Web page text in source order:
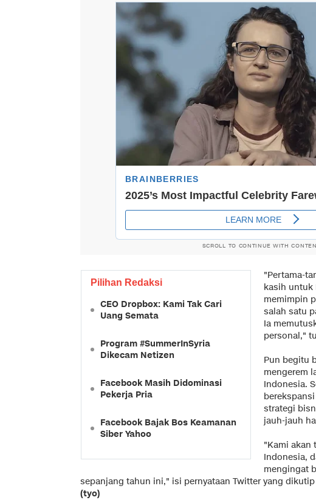
SCROLL TO CONTINUE WITH
Pilihan Redaksi
CEO Dropbox: Kami Tak Cari
Uang Semata
Program #SummerInSyria
Dikecam Netizen
Facebook Masih Didominasi
Pekerja Pria
Facebook Bajak Bos Keamanan
Siber Yahoo
"Pertama-
kasih untuk
memimpin
salah satu
Ia
personal,"
Pun begitu
mengerem
Indonesia.
strategi
jauh-jauh
"Kami akan
Indonesia,
mengingat
sepanjang tahun ini," isi pernyataan Twitter yang
(tyo)